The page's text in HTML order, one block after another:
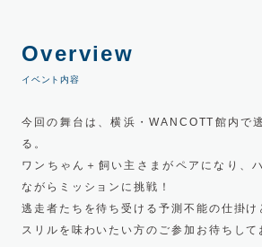
Overview
イベント内容
今回の舞台は、横浜・WANCOTT館内で
る。
ワンちゃん＋飼い主さまがペアになり、
ながらミッションに挑戦！
逃走者たちを待ち受ける予測不能の仕掛け
スリルを味わいたい方のご参加お待ちして